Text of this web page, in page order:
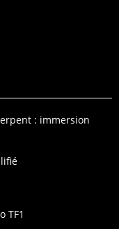
: immersion
TF1